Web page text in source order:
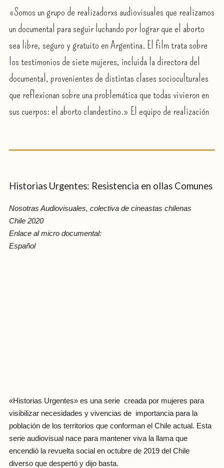
«Somos un grupo de realizadorxs audiovisuales que realizamos
un documental para seguir luchando por lograr que el aborto
sea libre, seguro y gratuito en Argentina. El film trata sobre
los testimonios de siete mujeres, incluida la directora del
documental, provenientes de distintas clases socioculturales
que reflexionan sobre una problemática que todas vivieron en
sus cuerpos: el aborto clandestino.» El equipo de realización
Historias Urgentes: Resistencia en ollas Comunes
Nosotras Audiovisuales, colectiva de cineastas chilenas
Chile 2020
Enlace al micro documental:
Español
«Historias Urgentes» es una serie creada por mujeres para
visibilizar necesidades y vivencias de importancia para la
población de los territorios que conforman el Chile actual. Esta
serie audiovisual nace para mantener viva la llama que
encendió la revuelta social en octubre de 2019 del Chile
diverso que despertó y dijo basta.